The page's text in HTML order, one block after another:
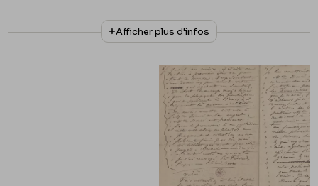
N° d'inventaire
II/6655/468/179
Collationnage
Autographe
Lieu de conservation
Belgique, Bruxelles, Bibliothèque royale de
Belgique, Cabinet des Manuscrits
Demoiselles de la Colonelle
Afficher plus d'infos